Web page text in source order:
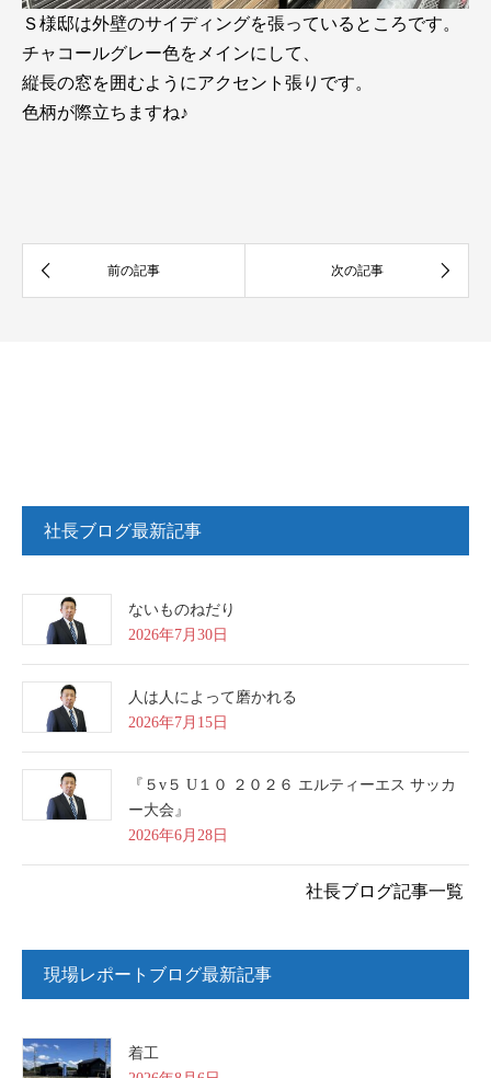
Ｓ様邸は外壁のサイディングを張っているところです。
チャコールグレー色をメインにして、
縦長の窓を囲むようにアクセント張りです。
色柄が際立ちますね♪
社長ブログ最新記事
ないものねだり
2026年7月30日
人は人によって磨かれる
2026年7月15日
『５v５ U１０ ２０２６ エルティーエス サッカ
ー大会』
2026年6月28日
社長ブログ記事一覧
現場レポートブログ最新記事
着工